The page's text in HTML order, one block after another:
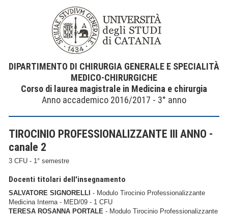
DIPARTIMENTO DI CHIRURGIA GENERALE E SPECIALITÀ
MEDICO-CHIRURGICHE
Corso di laurea magistrale in Medicina e chirurgia
Anno accademico 2016/2017 - 3° anno
TIROCINIO PROFESSIONALIZZANTE III ANNO -
canale 2
3 CFU - 1° semestre
Docenti titolari dell'insegnamento
SALVATORE SIGNORELLI - Modulo Tirocinio Professionalizzante
Medicina Interna - MED/09 - 1 CFU
TERESA ROSANNA PORTALE - Modulo Tirocinio Professionalizzante